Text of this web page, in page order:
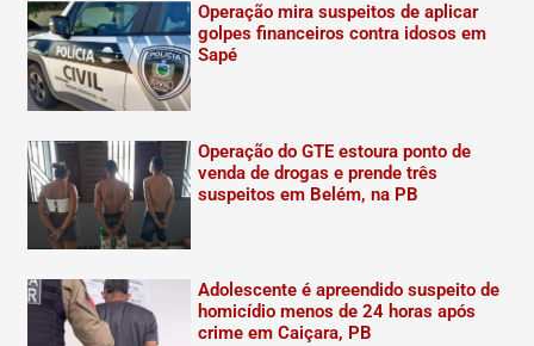
Operação mira suspeitos de aplicar
golpes financeiros contra idosos em
Sapé
Operação do GTE estoura ponto de
venda de drogas e prende três
suspeitos em Belém, na PB
Adolescente é apreendido suspeito de
homicídio menos de 24 horas após
crime em Caiçara, PB